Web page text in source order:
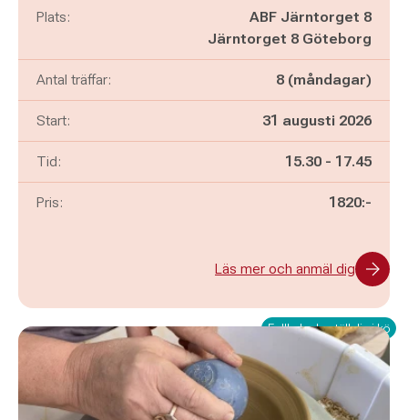
Plats:
ABF Järntorget 8
Järntorget 8 Göteborg
Antal träffar: 8 (måndagar)
Start: 31 augusti 2026
Tid: Pågår mellan
15.30 - och
17.45
Pris: 1820:-
Läs mer och anmäl dig
Fullbokad - ställ dig i kö